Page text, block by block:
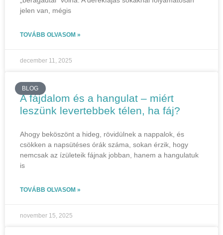
jelen van, mégis
TOVÁBB OLVASOM »
december 11, 2025
BLOG
A fájdalom és a hangulat – miért
leszünk levertebbek télen, ha fáj?
Ahogy beköszönt a hideg, rövidülnek a nappalok, és
csökken a napsütéses órák száma, sokan érzik, hogy
nemcsak az ízületeik fájnak jobban, hanem a hangulatuk
is
TOVÁBB OLVASOM »
november 15, 2025